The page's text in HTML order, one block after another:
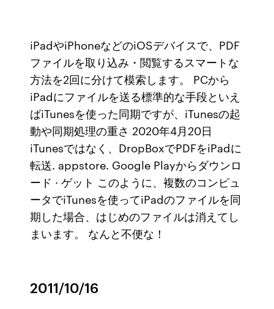
iPadやiPhoneなどのiOSデバイスで、PDF
ファイルを取り込み・閲覧するスマートな
方法を2回に分けて模索します。 PCから
iPadにファイルを送る標準的な手段といえ
ばiTunesを使った同期ですが、iTunesの起
動や同期処理の重さ 2020年4月20日
iTunesではなく、DropBoxでPDFをiPadに
転送. appstore. Google Playからダウンロ
ード · ゲット このように、複数のコンピュ
ータでiTunesを使ってiPadのファイルを同
期した場合、はじめのファイルは消えてし
まいます。 なんと不便な！
2011/10/16